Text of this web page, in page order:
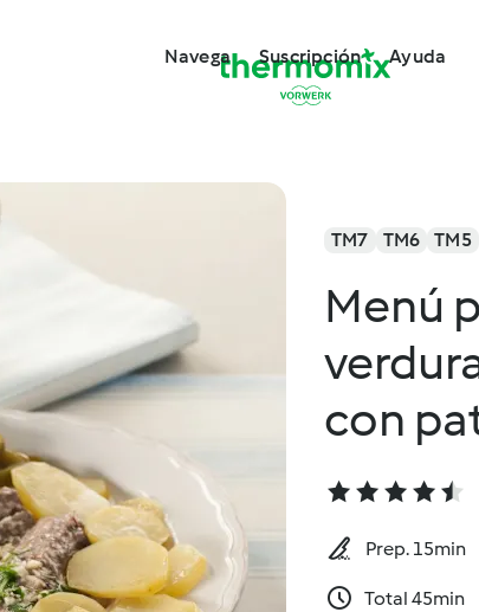
Navega Suscripción Ayuda
TM7 TM6 TM5
Menú
con
Prep. 15min
Total 45min